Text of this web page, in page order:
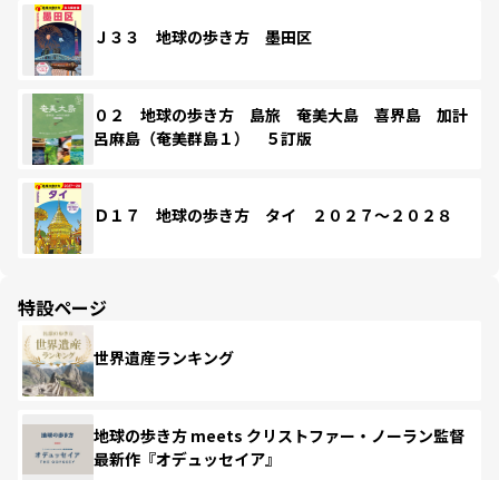
Ｊ３３ 地球の歩き方 墨田区
０２ 地球の歩き方 島旅 奄美大島 喜界島 加計
呂麻島（奄美群島１） ５訂版
Ｄ１７ 地球の歩き方 タイ ２０２７～２０２８
特設ページ
世界遺産ランキング
地球の歩き方 meets クリストファー・ノーラン監督
最新作『オデュッセイア』